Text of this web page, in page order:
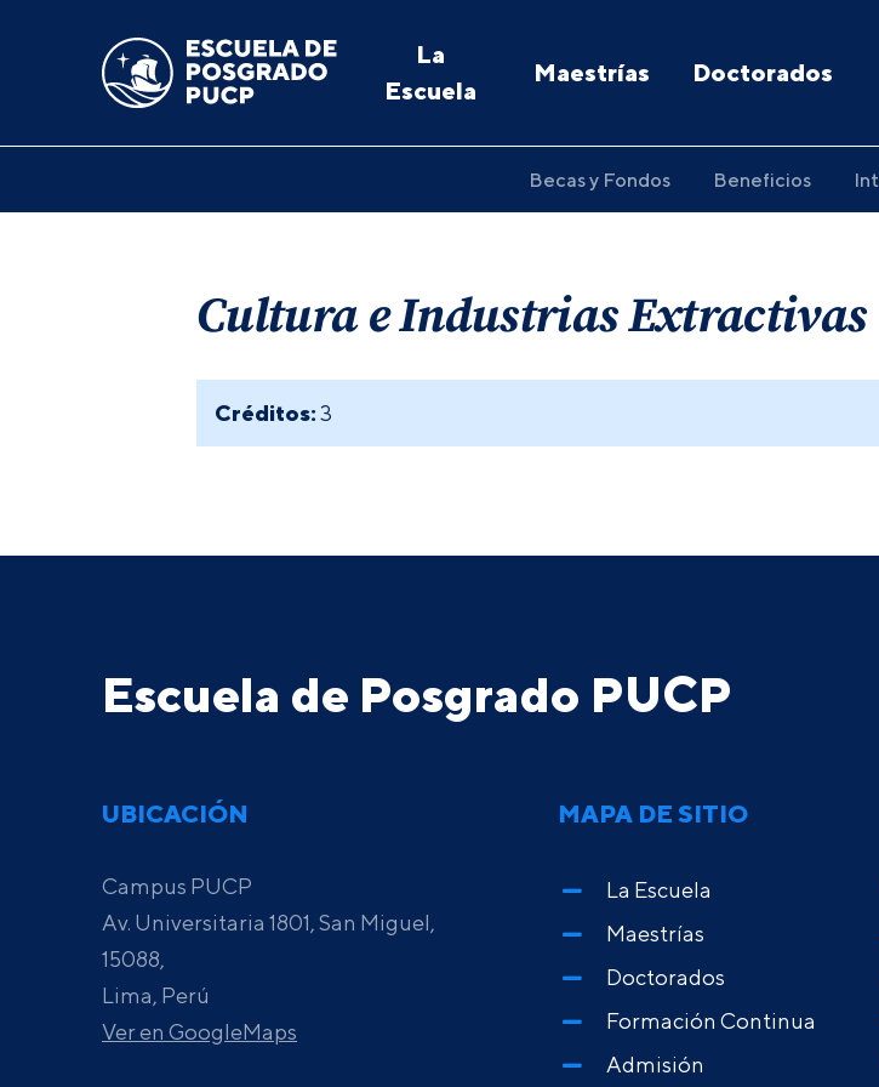
La
Escuela
Maestrías Doctorados
Becas y Fondos Beneficios
Cultura e Industrias Extractivas
Créditos:3
Escuela de Posgrado PUCP
UBICACIÓN
Campus PUCP
Av. Universitaria 1801, San Miguel,
15088,
Lima, Perú
Ver en GoogleMaps
MAPA DE SITIO
La Escuela
Maestrías
Doctorados
Formación Continua
Admisión